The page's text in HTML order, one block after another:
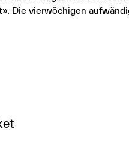
Die vierwöchigen